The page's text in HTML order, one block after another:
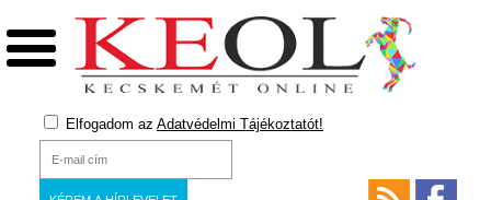
Elfogadom az Adatvédelmi Tájékoztatót!